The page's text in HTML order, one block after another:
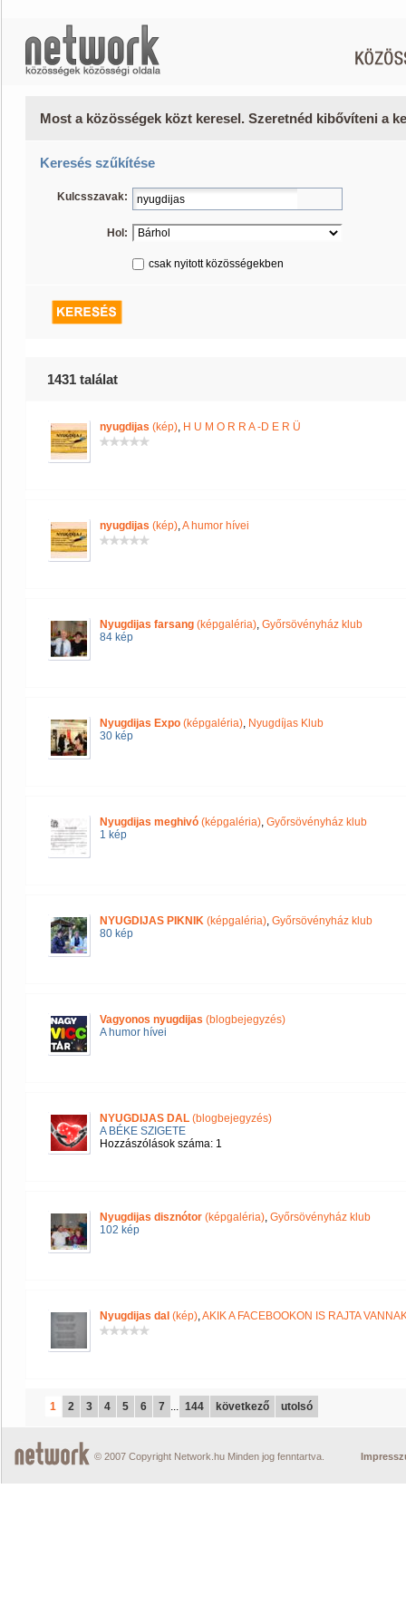
Most a közösségek közt keresel. Szeretnéd kibővíteni a
Keresés szűkítése
Kulcsszavak:
Hol:
csak nyitott közösségekben
1431 találat
nyugdijas (kép), H U M O R R A -D E R Ü
nyugdijas (kép),A humor hívei
Nyugdijas farsang (képgaléria), Győrsövényház klub
84 kép
Nyugdijas Expo (képgaléria), Nyugdíjas Klub
30 kép
Nyugdijas meghivó (képgaléria), Győrsövényház klub
1 kép
NYUGDIJAS PIKNIK (képgaléria), Győrsövényház klub
80 kép
Vagyonos nyugdijas (blogbejegyzés)
A humor hívei
NYUGDIJAS DAL (blogbejegyzés)
A BÉKE SZIGETE
Hozzászólások száma: 1
Nyugdijas disznótor (képgaléria), Győrsövényház klub
102 kép
Nyugdijas dal (kép),AKIK A FACEBOOKON IS RAJTA
1 2 3 4 5 6 7 ... 144 következő utolsó
© 2007 Copyright Network.hu Minden jog fenntartva.